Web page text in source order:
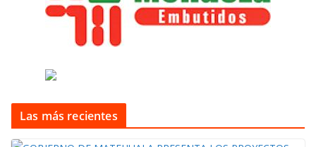
Las más recientes